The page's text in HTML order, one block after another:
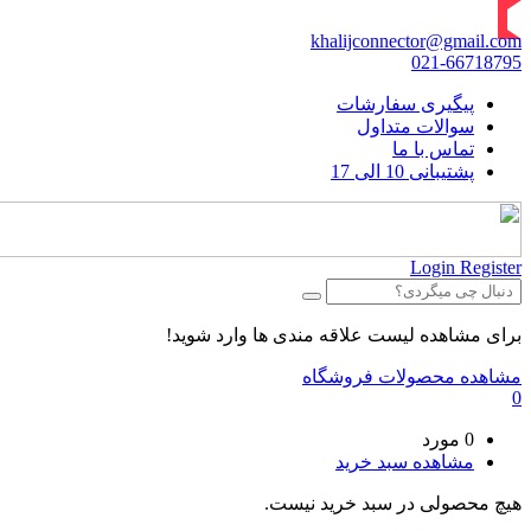
khalijconnector@gmail.com
021-66718795
پیگیری سفارشات
سوالات متداول
تماس با ما
پشتیبانی 10 الی 17
Login Register
برای مشاهده لیست علاقه مندی ها وارد شوید!
مشاهده محصولات فروشگاه
0
0 مورد
مشاهده سبد خرید
هیچ محصولی در سبد خرید نیست.